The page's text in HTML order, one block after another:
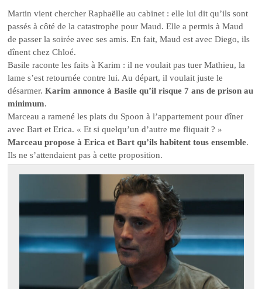
Martin vient chercher Raphaëlle au cabinet : elle lui dit qu’ils sont
passés à côté de la catastrophe pour Maud. Elle a permis à Maud
de passer la soirée avec ses amis. En fait, Maud est avec Diego, ils
dînent chez Chloé.
Basile raconte les faits à Karim : il ne voulait pas tuer Mathieu, la
lame s’est retournée contre lui. Au départ, il voulait juste le
désarmer.Karim annonce à Basile qu’il risque 7 ans de prison au
minimum.
Marceau a ramené les plats du Spoon à l’appartement pour dîner
avec Bart et Erica. « Et si quelqu’un d’autre me fliquait ? »
Marceau propose à Erica et Bart qu’ils habitent tous ensemble.
Ils ne s’attendaient pas à cette proposition.